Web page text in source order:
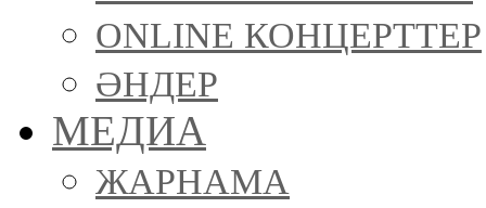
ONLINE КОНЦЕРТТЕР
ӘНДЕР
МЕДИА
ЖАРНАМА